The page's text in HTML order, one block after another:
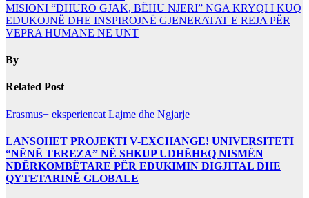
MISIONI “DHURO GJAK, BËHU NJERI” NGA KRYQI I KUQ
EDUKOJNË DHE INSPIROJNË GJENERATAT E REJA PËR
VEPRA HUMANE NË UNT
By
Related Post
Erasmus+ eksperiencat Lajme dhe Ngjarje
LANSOHET PROJEKTI V-EXCHANGE! UNIVERSITETI
“NËNË TEREZA” NË SHKUP UDHËHEQ NISMËN
NDËRKOMBËTARE PËR EDUKIMIN DIGJITAL DHE
QYTETARINË GLOBALE